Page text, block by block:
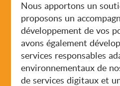
Nous apportons un
proposons un
développement de vos
avons également
services responsables
environnementaux de
de services digitaux et